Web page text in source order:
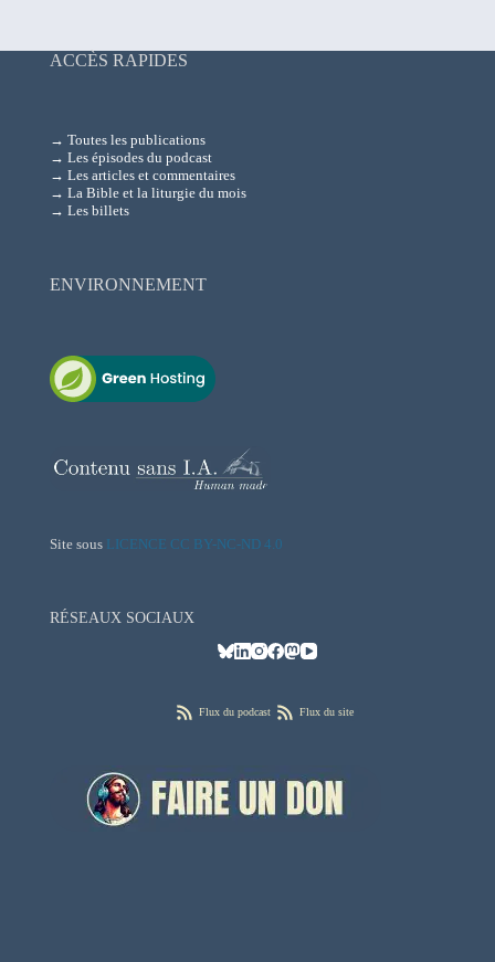
ACCÈS RAPIDES
→ Toutes les publications
→ Les épisodes du podcast
→ Les articles et commentaires
→ La Bible et la liturgie du mois
→ Les billets
ENVIRONNEMENT
Site sous LICENCE CC BY-NC-ND 4.0
RÉSEAUX SOCIAUX
Flux du podcast Flux du site